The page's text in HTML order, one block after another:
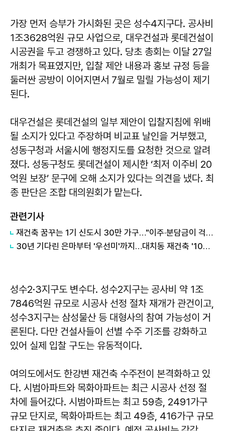
가장 먼저 승부가 가시화된 곳은 성수4지구다. 공사비
1조3628억원 규모 사업으로, 대우건설과 롯데건설이
시공권을 두고 경쟁하고 있다. 당초 총회는 이달 27일
개최가 목표였지만, 입찰 제안 내용과 홍보 규정 등을
둘러싼 공방이 이어지면서 7월로 밀릴 가능성이 제기
된다.
대우건설은 롯데건설의 일부 제안이 입찰지침에 위배
될 소지가 있다고 주장하며 비교표 날인을 거부했고,
성동구청과 서울시에 행정지도를 요청한 것으로 알려
졌다. 성동구청도 롯데건설이 제시한 ‘최저 이주비 20
억원 보장’ 문구에 오해 소지가 있다는 의견을 냈다. 최
종 판단은 조합 대의원회가 맡는다.
관련기사
재건축 꿈꾸는 1기 신도시 30만 가구…"이주·분담금이 걱정"
30년 기다린 은마부터 '우선미'까지…대치동 재건축 '10조 전쟁'
성수2·3지구도 변수다. 성수2지구는 공사비 약 1조
7846억원 규모로 시공사 선정 절차 재개가 관건이고,
성수3지구는 삼성물산 등 대형사의 참여 가능성이 거
론된다. 다만 건설사들이 선별 수주 기조를 강화하고
있어 실제 입찰 구도는 유동적이다.
여의도에서도 한강변 재건축 수주전이 본격화하고 있
다. 시범아파트와 목화아파트는 최근 시공사 선정 절
차에 들어갔다. 시범아파트는 최고 59층, 2491가구
규모 단지로, 목화아파트는 최고 49층, 416가구 규모